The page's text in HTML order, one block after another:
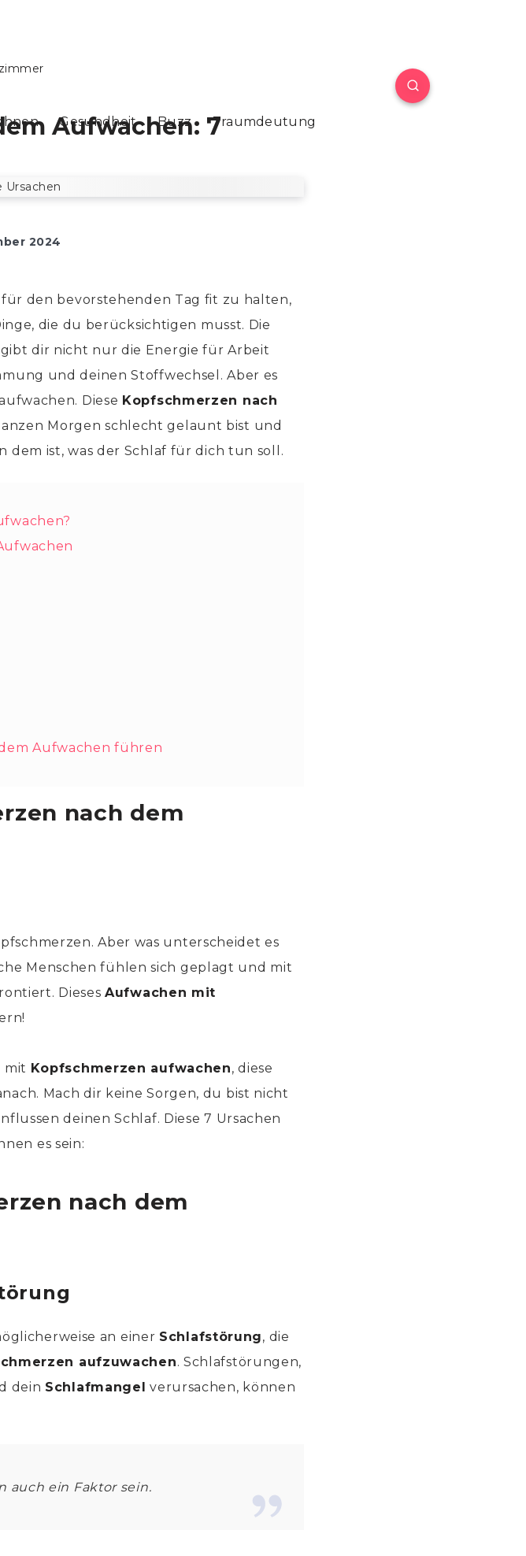
Gesundheit Buzz Traumdeutung
Aufwachen: 7
2024
den bevorstehenden Tag fit zu halten,
die du berücksichtigen musst. Die
gibt dir nicht nur die Energie für Arbeit
und deinen Stoffwechsel. Aber es
Diese Kopfschmerzen nach
Morgen schlecht gelaunt bist und
dem ist, was der Schlaf für dich tun soll.
Aufwachen führen
nach dem
Aber was unterscheidet es
Menschen fühlen sich geplagt und mit
DiesesAufwachen mit
mit Kopfschmerzen aufwachen, diese
Mach dir keine Sorgen, du bist nicht
deinen Schlaf. Diese 7 Ursachen
es sein:
nach dem
an einer Schlafstörung, die
aufzuwachen. Schlafstörungen,
dein Schlafmangel
verursachen, können
auch ein Faktor sein.